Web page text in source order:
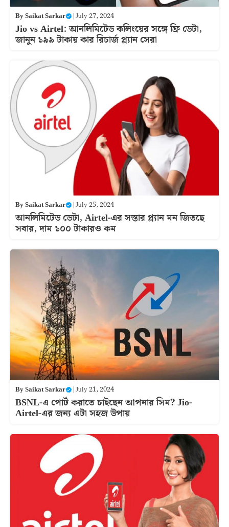
BySaikat Sarkar |July 27, 2024
Jio vs Airtel: আনলিমিটেড কলিংয়ের সঙ্গে ফ্রি ডেটা,
জানুন ১৯৯ টাকায় কার রিচার্জ প্ল্যান সেরা
BySaikat Sarkar |July 25, 2024
আনলিমিটেড ডেটা, Airtel-এর সস্তার প্ল্যান মন জিতছে
সবার, দাম ১০০ টাকারও কম
BySaikat Sarkar |July 21, 2024
BSNL-এ পোর্ট করাতে চাইছেন আপনার সিম? Jio-
Airtel-এর জন্য এটা সহজ উপায়